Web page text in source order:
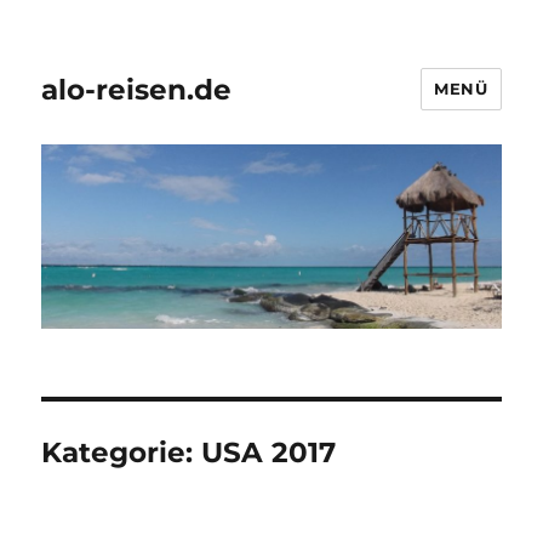
alo-reisen.de MENÜ
Kategorie: USA 2017